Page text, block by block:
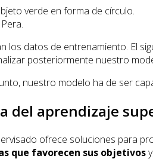
verde en forma de círculo.
Pera.
los datos de entrenamiento. El
posteriormente nuestro
nuestro modelo ha de ser
del aprendizaje
ofrece soluciones para
que favorecen sus objetivos